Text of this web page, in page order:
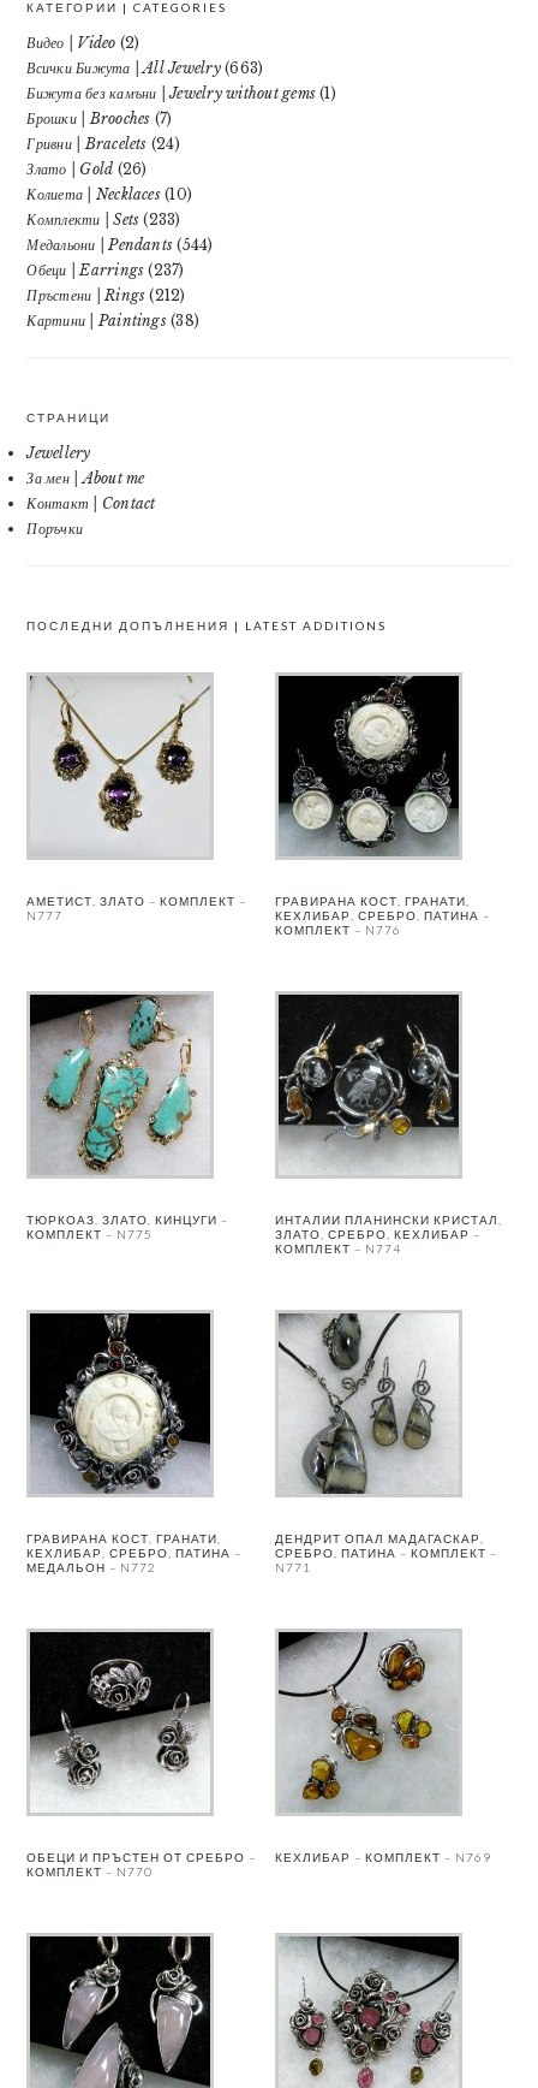
КАТЕГОРИИ | CATEGORIES
Видео | Video (2)
Всички Бижута | All Jewelry(663)
Бижута без камъни | Jewelry without gems (1)
Брошки | Brooches (7)
Гривни | Bracelets (24)
Злато | Gold (26)
Колиета | Necklaces(10)
Комплекти | Sets (233)
Медальони | Pendants (544)
Обеци | Earrings (237)
Пръстени | Rings (212)
Картини | Paintings(38)
СТРАНИЦИ
Jewellery
За мен | About me
Контакт | Contact
Поръчки
ПОСЛЕДНИ ДОПЪЛНЕНИЯ | LATEST ADDITIONS
АМЕТИСТ, ЗЛАТО – КОМПЛЕКТ –
N777
ГРАВИРАНА КОСТ, ГРАНАТИ,
КЕХЛИБАР, СРЕБРО, ПАТИНА –
КОМПЛЕКТ – N776
ТЮРКОАЗ, ЗЛАТО, КИНЦУГИ –
КОМПЛЕКТ – N775
ИНТАЛИИ ПЛАНИНСКИ КРИСТАЛ,
ЗЛАТО, СРЕБРО, КЕХЛИБАР –
КОМПЛЕКТ – N774
ГРАВИРАНА КОСТ, ГРАНАТИ,
КЕХЛИБАР, СРЕБРО, ПАТИНА –
МЕДАЛЬОН – N772
ДЕНДРИТ ОПАЛ МАДАГАСКАР,
СРЕБРО, ПАТИНА – КОМПЛЕКТ –
N771
ОБЕЦИ И ПРЪСТЕН ОТ СРЕБРО –
КОМПЛЕКТ – N770
КЕХЛИБАР – КОМПЛЕКТ – N769